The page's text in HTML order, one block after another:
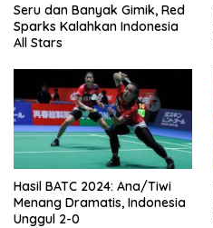
Seru dan Banyak Gimik, Red
Sparks Kalahkan Indonesia
All Stars
Hasil BATC 2024: Ana/Tiwi
Menang Dramatis, Indonesia
Unggul 2-0